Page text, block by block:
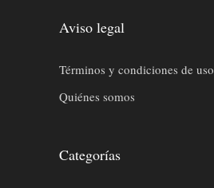
Aviso legal
Términos y condiciones de uso
Quiénes somos
Categorías